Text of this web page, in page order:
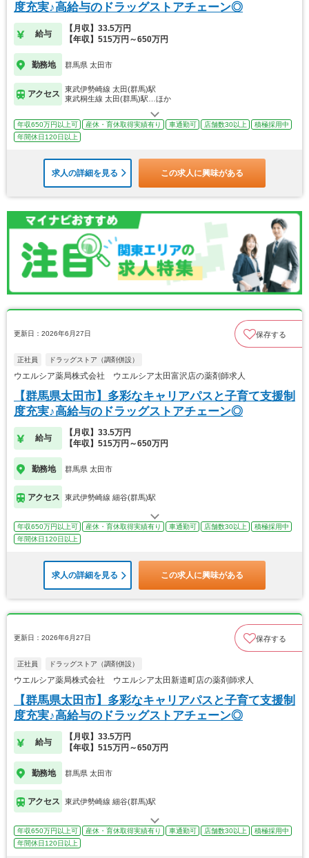
度充実♪高給与のドラッグストアチェーン◎
給与
【月収】33.5万円
【年収】515万円～650万円
勤務地 群馬県 太田市
アクセス
東武伊勢崎線 太田(群馬)駅
東武桐生線 太田(群馬)駅…ほか
年収650万円以上可 産休・育休取得実績有り 車通勤可 店舗数30以上
積極採用中
年間休日120日以上
求人の詳細を見る この求人に興味がある
更新日：2026年6月27日 保存する
正社員 ドラッグストア（調剤併設）
ウエルシア薬局株式会社 ウエルシア太田富沢店の薬剤師求人
【群馬県太田市】多彩なキャリアパスと子育て支援制
度充実♪高給与のドラッグストアチェーン◎
給与
【月収】33.5万円
【年収】515万円～650万円
勤務地 群馬県 太田市
アクセス 東武伊勢崎線 細谷(群馬)駅
年収650万円以上可 産休・育休取得実績有り 車通勤可 店舗数30以上
積極採用中
年間休日120日以上
求人の詳細を見る この求人に興味がある
更新日：2026年6月27日 保存する
正社員 ドラッグストア（調剤併設）
ウエルシア薬局株式会社 ウエルシア太田新道町店の薬剤師求人
【群馬県太田市】多彩なキャリアパスと子育て支援制
度充実♪高給与のドラッグストアチェーン◎
給与
【月収】33.5万円
【年収】515万円～650万円
勤務地 群馬県 太田市
アクセス 東武伊勢崎線 細谷(群馬)駅
年収650万円以上可 産休・育休取得実績有り 車通勤可 店舗数30以上
積極採用中
年間休日120日以上